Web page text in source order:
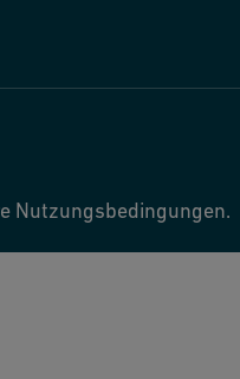
Nutzungsbedingungen.